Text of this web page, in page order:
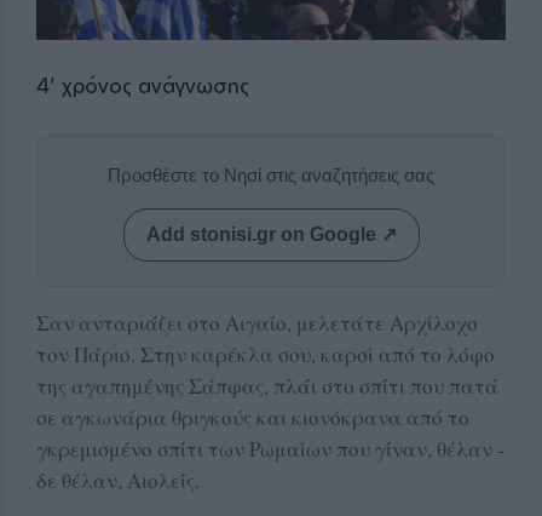
4' χρόνος ανάγνωσης
Προσθέστε το Νησί στις αναζητήσεις σας
Add stonisi.gr on Google ↗
Σαν ανταριάζει στο Αιγαίο, μελετάτε Αρχίλοχο
τον Πάριο. Στην καρέκλα σου, καρσί από το λόφο
της αγαπημένης Σάπφας, πλάι στο σπίτι που πατά
σε αγκωνάρια θριγκούς και κιονόκρανα από το
γκρεμισμένο σπίτι των Ρωμαίων που γίναν, θέλαν -
δε θέλαν, Αιολείς.